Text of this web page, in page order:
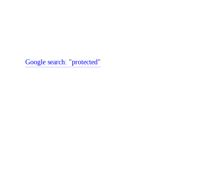
Google search: "protected"